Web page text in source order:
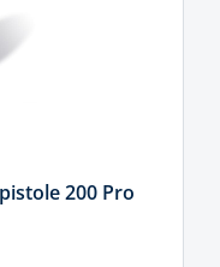
200 Pro